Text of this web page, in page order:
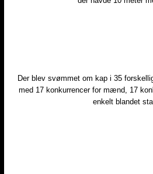
Der blev svømmet om kap i 35
med 17 konkurrencer for mænd, 17
enkelt blandet